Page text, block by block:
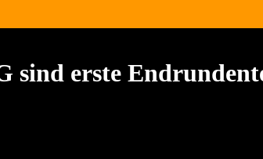
sind erste